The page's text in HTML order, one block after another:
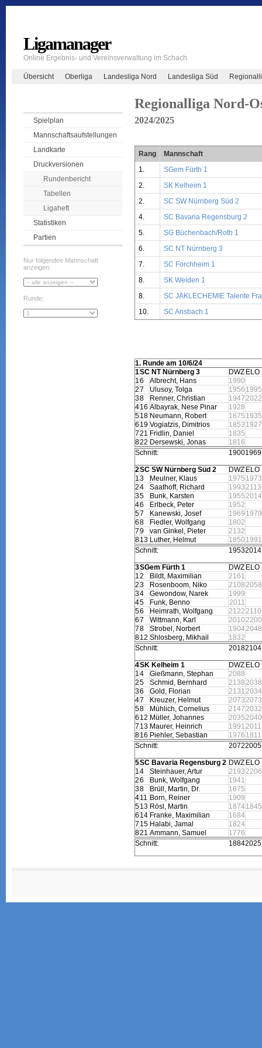
Ligamanager
Online Ergebnis- und Vereinsverwaltung im Schach
Übersicht Oberliga Landesliga Nord Landesliga Süd
Spielplan
Mannschaftsaufstellungen
Landkarte
Druckversionen
Rundenbericht
Tabellen
Ligaheft
Statistiken
Partien
Nur folgendee Mannschaft
anzeigen:
Runde:
Regionalliga Nord-
2024/2025
Rang
Mannschaft
1.
SGem Fürth 1
2.
SK Kelheim 1
2.
SC SW Nürnberg Süd 2
4.
SC Bavaria Regensburg 2
5.
SG Büchenbach/Roth 1
6.
SC NT Nürnberg 3
7.
SC Forchheim 1
8.
SK Weiden 1
8.
SC JÄKLECHEMIE Talente
10.
SC Ansbach 1
1. Runde am 10/6/24
1SC NT Nürnberg 3 DWZ ELO
1 6 Albrecht, Hans
1990
27 Ulusoy, Tolga 1956 1995
38 Renner, Christian 1947 2022
416 Albayrak, Nese Pinar
1928
518 Neumann, Robert 1875 1935
6 19 Vogiatzis, Dimitrios 1853 1927
721 Fridlin, Daniel
1835
822 Dersewski, Jonas
1816
Schnitt:
19001969
2SC SW Nürnberg Süd 2 DWZ ELO
1 3 Meulner, Klaus 1975 1973
24 Saathoff, Richard 1993 2113
35 Bunk, Karsten 1955 2014
46 Erlbeck, Peter
1952
57 Kanewski, Josef 1969 1979
68 Fiedler, Wolfgang
1802
79 van Ginkel, Pieter
2132
813 Luther, Helmut 1850 1991
Schnitt:
19532014
3SGem Fürth 1 DWZ ELO
1 2 Bildt, Maximilian
2161
23 Rosenboom, Niko 2108 2058
34 Gewondow, Narek
1999
45 Funk, Benno
2011
56 Heimrath, Wolfgang 2122 2110
67 Wittmann, Karl 2010 2200
78 Strobel, Norbert 19042048
812 Shlosberg, Mikhail
1832
Schnitt:
20182104
4SK Kelheim 1 DWZ ELO
1 4 Gießmann, Stephan
2088
25 Schmid, Bernhard 2138 2038
36 Gold, Florian 2131 2034
47 Kreuzer, Helmut 2073 2073
58 Mühlich, Cornelius 2147 2032
6 12 Müller, Johannes 2035 2040
7 13 Maurer, Heinrich 1991 2011
816 Piehler, Sebastian 1976 1811
Schnitt:
20722005
5SC Bavaria Regensburg 2 DWZ ELO
1 4 Steinhauer, Artur 2193 2206
26 Bunk, Wolfgang
1941
38 Brüll, Martin, Dr.
1875
411 Born, Reiner
1909
513 Rösl, Martin 18741845
6 14 Franke, Maximilian
1684
7 15 Halabi, Jamal
1824
821 Ammann, Samuel
1776
Schnitt:
18842025